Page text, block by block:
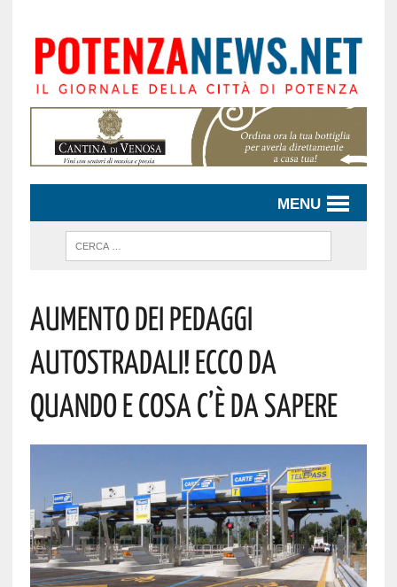
MENU
Aumento Dei Pedaggi
Autostradali! Ecco Da
Quando E Cosa C’è Da Sapere